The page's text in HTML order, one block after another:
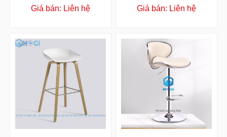
Giá bán: Liên hệ Giá bán: Liên hệ